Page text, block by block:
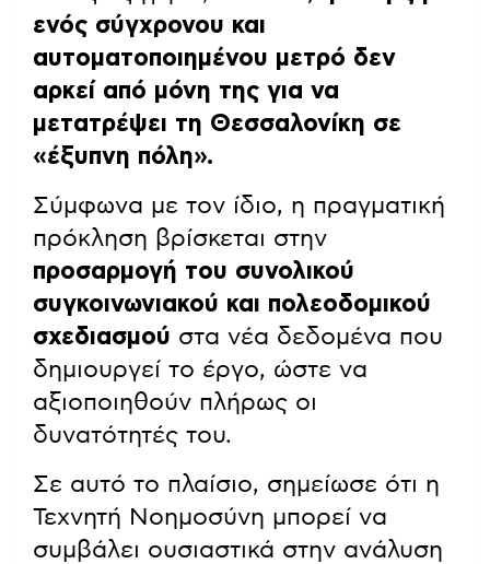
ενός σύγχρονου και
αυτοματοποιημένου μετρό δεν
αρκεί από μόνη της για να
μετατρέψει τη Θεσσαλονίκη σε
«έξυπνη πόλη».
Σύμφωνα με τον ίδιο, η πραγματική
πρόκληση βρίσκεται στην
προσαρμογή του συνολικού
συγκοινωνιακού και πολεοδομικού
σχεδιασμού στα νέα δεδομένα που
δημιουργεί το έργο, ώστε να
αξιοποιηθούν πλήρως οι
δυνατότητές του.
Σε αυτό το πλαίσιο, σημείωσε ότι η
Τεχνητή Νοημοσύνη μπορεί να
συμβάλει ουσιαστικά στην ανάλυση